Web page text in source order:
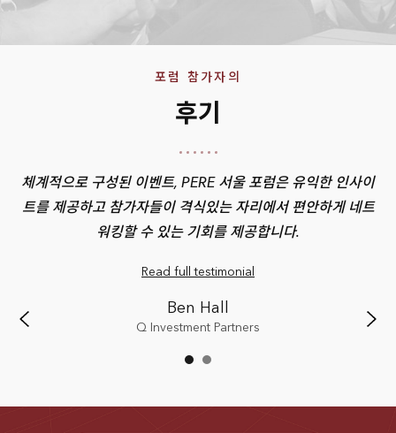
포럼 참가자의
후기
체계적으로 구성된 이벤트, PERE 서울 포럼은 유익한 인사이
트를 제공하고 참가자들이 격식있는 자리에서 편안하게 네트
워킹할 수 있는 기회를 제공합니다.
Read full testimonial
Ben Hall
Q Investment Partners